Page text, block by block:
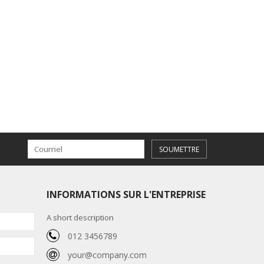
SOUMETTRE
INFORMATIONS SUR L'ENTREPRISE
A short description
012 3456789
your@company.com